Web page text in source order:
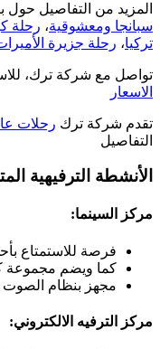
المزيد من التفاصيل حول
سبانجا ومعشوقية، رحلة
تركيا، رحلة جزيرة
تواصل مع شركة ترك،
الاسعار
تقدم شركة ترك رحلات
التفاصيل
الأنشطة الترفيهية
مركز السينما:
فرصة للاستمتاع
كما ويضم مجموعة
مجهز بنظام الصوت
مركز الترفيه الالكتروني: